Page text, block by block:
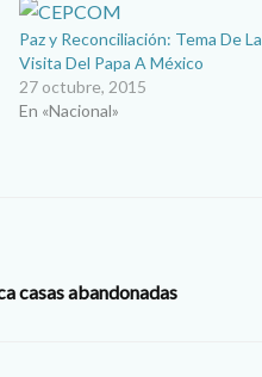
Paz y Reconciliación: Tema De La
Visita Del Papa A México
27 octubre, 2015
En «Nacional»
casas abandonadas